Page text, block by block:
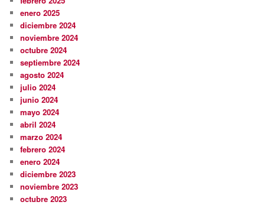
enero 2025
diciembre 2024
noviembre 2024
octubre 2024
septiembre 2024
agosto 2024
julio 2024
junio 2024
mayo 2024
abril 2024
marzo 2024
febrero 2024
enero 2024
diciembre 2023
noviembre 2023
octubre 2023